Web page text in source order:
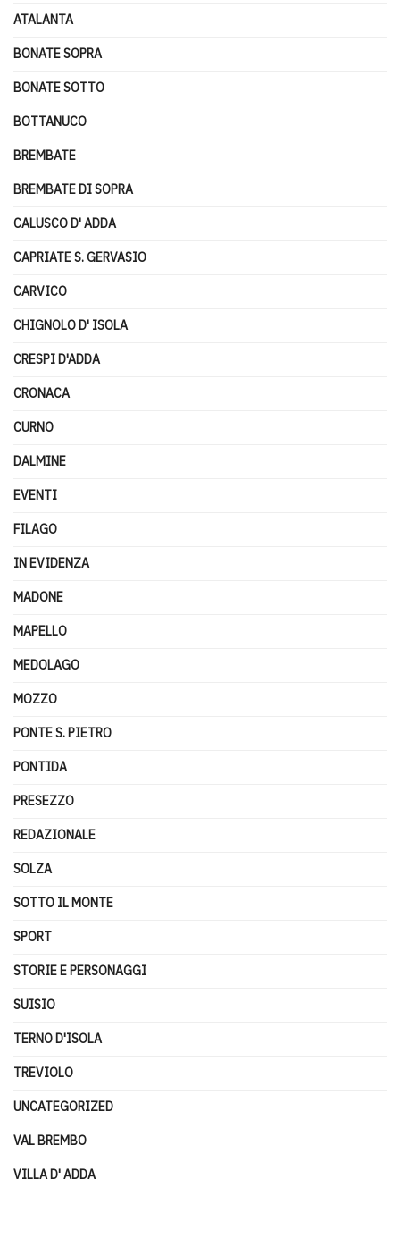
ATALANTA
BONATE SOPRA
BONATE SOTTO
BOTTANUCO
BREMBATE
BREMBATE DI SOPRA
CALUSCO D' ADDA
CAPRIATE S. GERVASIO
CARVICO
CHIGNOLO D' ISOLA
CRESPI D'ADDA
CRONACA
CURNO
DALMINE
EVENTI
FILAGO
IN EVIDENZA
MADONE
MAPELLO
MEDOLAGO
MOZZO
PONTE S. PIETRO
PONTIDA
PRESEZZO
REDAZIONALE
SOLZA
SOTTO IL MONTE
SPORT
STORIE E PERSONAGGI
SUISIO
TERNO D'ISOLA
TREVIOLO
UNCATEGORIZED
VAL BREMBO
VILLA D' ADDA